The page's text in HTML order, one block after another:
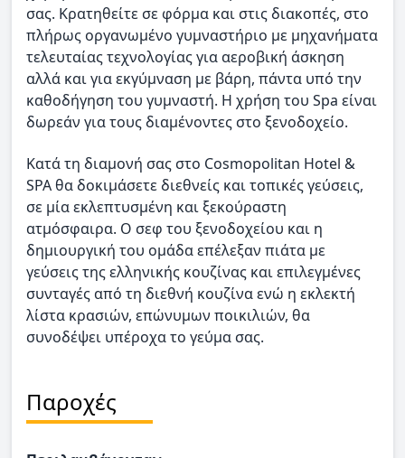
σας. Κρατηθείτε σε φόρμα και στις διακοπές, στο
πλήρως οργανωμένο γυμναστήριο με μηχανήματα
τελευταίας τεχνολογίας για αεροβική άσκηση
αλλά και για εκγύμναση με βάρη, πάντα υπό την
καθοδήγηση του γυμναστή. Η χρήση του Spa είναι
δωρεάν για τους διαμένοντες στο ξενοδοχείο.
Κατά τη διαμονή σας στο Cosmopolitan Hotel &
SPA θα δοκιμάσετε διεθνείς και τοπικές γεύσεις,
σε μία εκλεπτυσμένη και ξεκούραστη
ατμόσφαιρα. Ο σεφ του ξενοδοχείου και η
δημιουργική του ομάδα επέλεξαν πιάτα με
γεύσεις της ελληνικής κουζίνας και επιλεγμένες
συνταγές από τη διεθνή κουζίνα ενώ η εκλεκτή
λίστα κρασιών, επώνυμων ποικιλιών, θα
συνοδέψει υπέροχα το γεύμα σας.
Παροχές